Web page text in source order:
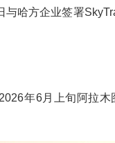
与哈方企业签署
年6月上旬阿拉